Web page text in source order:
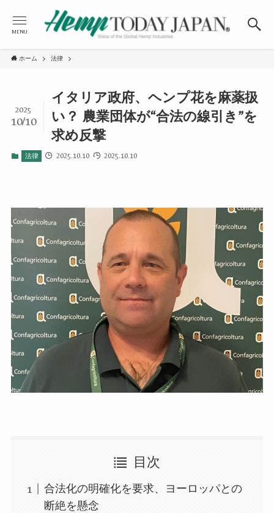
MENU
ホーム 法律
イタリア政府、ヘンプ花を麻薬扱
い？ 農業団体が“合法の線引き”を
求め反撃
2025
10/10
法律 2025.10.10 2025.10.10
目次
合法化の明確化を要求、ヨーロッパとの
断絶を懸念